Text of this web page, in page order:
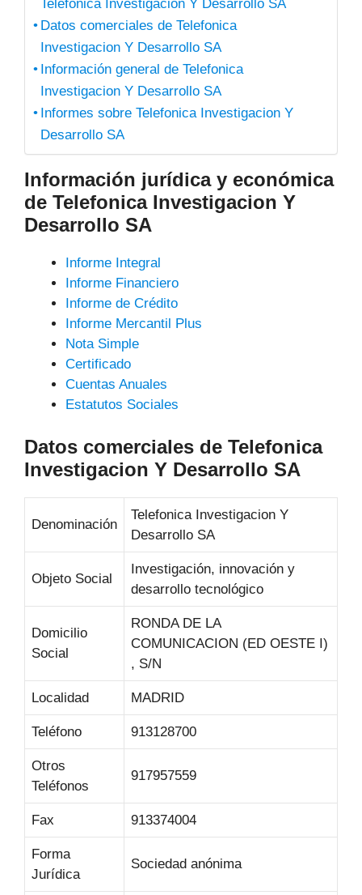
Telefonica Investigacion Y Desarrollo SA
Datos comerciales de Telefonica
Investigacion Y Desarrollo SA
Información general de Telefonica
Investigacion Y Desarrollo SA
Informes sobre Telefonica Investigacion Y
Desarrollo SA
Información jurídica y económica
de Telefonica Investigacion Y
Desarrollo SA
Informe Integral
Informe Financiero
Informe de Crédito
Informe Mercantil Plus
Nota Simple
Certificado
Cuentas Anuales
Estatutos Sociales
Datos comerciales de Telefonica
Investigacion Y Desarrollo SA
Denominación
Telefonica Investigacion Y
Desarrollo SA
Objeto Social
Investigación, innovación y
desarrollo tecnológico
Domicilio
Social
RONDA DE LA
COMUNICACION (ED OESTE I)
, S/N
Localidad MADRID
Teléfono 913128700
Otros
Teléfonos
917957559
Fax 913374004
Forma
Jurídica
Sociedad anónima